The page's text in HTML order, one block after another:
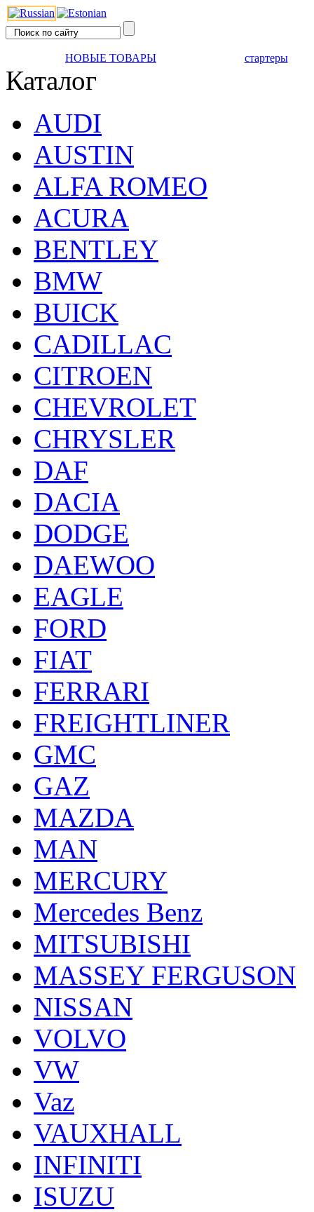
НОВЫЕ ТОВАРЫ стартеры
Каталог
AUDI
AUSTIN
ALFA ROMEO
ACURA
BENTLEY
BMW
BUICK
CADILLAC
CITROEN
CHEVROLET
CHRYSLER
DAF
DACIA
DODGE
DAEWOO
EAGLE
FORD
FIAT
FERRARI
FREIGHTLINER
GMC
GAZ
MAZDA
MAN
MERCURY
Mercedes Benz
MITSUBISHI
MASSEY FERGUSON
NISSAN
VOLVO
VW
Vaz
VAUXHALL
INFINITI
ISUZU